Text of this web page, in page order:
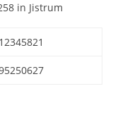
in Jistrum